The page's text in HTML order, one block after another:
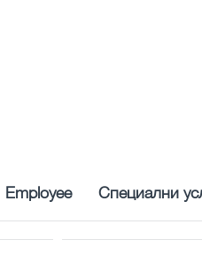
Employee Специални